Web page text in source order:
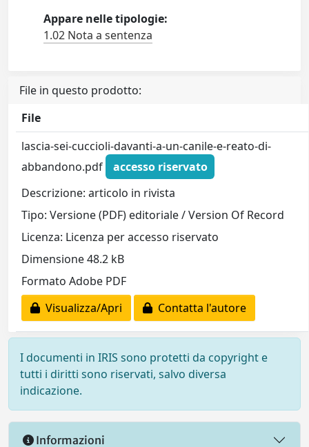
Appare nelle tipologie:
1.02 Nota a sentenza
File in questo prodotto:
File
lascia-sei-cuccioli-davanti-a-un-canile-e-reato-di-
abbandono.pdf
accesso riservato
Descrizione: articolo in rivista
Tipo: Versione (PDF) editoriale / Version Of Record
Licenza: Licenza per accesso riservato
Dimensione 48.2 kB
Formato Adobe PDF
Visualizza/Apri
Contatta l'autore
I documenti in IRIS sono protetti da copyright e
tutti i diritti sono riservati, salvo diversa
indicazione.
Informazioni